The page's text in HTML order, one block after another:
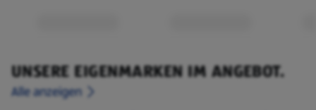
UNSERE EIGENMARKEN IM ANGEBOT.
Alle anzeigen